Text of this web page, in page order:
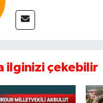
ilginizi çekebilir